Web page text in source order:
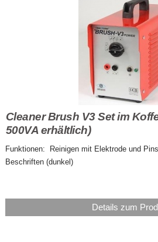
Cleaner Brush V3 Set im
500VA erhältlich)
Funktionen: Reinigen mit Elektrode und
Beschriften (dunkel)
Details zum